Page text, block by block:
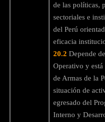
de las políticas,
sectoriales e
del Perú
eficacia
20.2 Depende
Operativo y
de Armas de la
situación de
egresado del
Interno y